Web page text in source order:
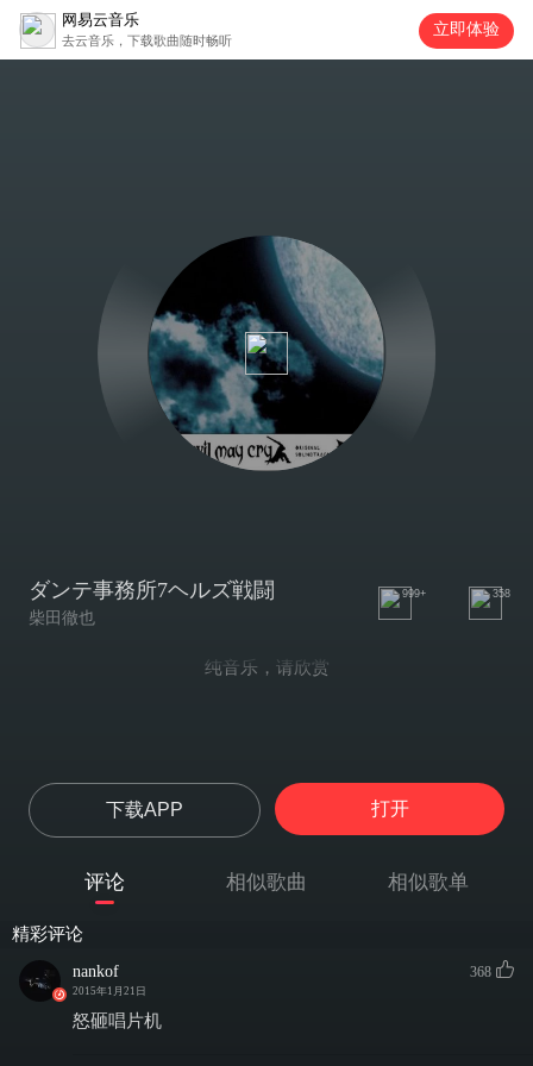
网易云音乐
去云音乐，下载歌曲随时畅听
立即体验
ダンテ事務所7ヘルズ戦闘
柴田徹也
999+ 358
纯音乐，请欣赏
下载APP 打开
评论 相似歌曲 相似歌单
精彩评论
nankof
2015年1月21日
368
怒砸唱片机